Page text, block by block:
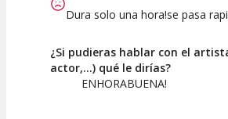
Dura solo una hora!se pasa
¿Si pudieras hablar con el
actor,...) qué le dirías?
ENHORABUENA!